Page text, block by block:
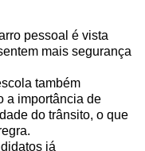
pessoal é vista
mais segurança
também
a importância de
do trânsito, o que
já